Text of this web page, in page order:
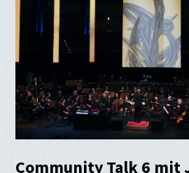
Community Talk 6 mit